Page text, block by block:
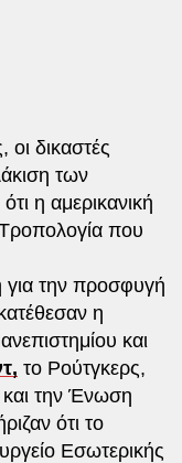
οι δικαστές
των
η αμερικανική
που
για την προσφυγή
η
και
το Ρούτγκερς,
και την Ένωση
ότι το
Εσωτερικής